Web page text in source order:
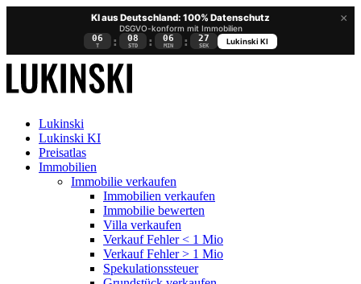
×
KI aus Deutschland: 100% Datenschutz
DSGVO-konform mit Immobilien
06
T : 08
STD : 06
MIN : 27
SEK
Lukinski KI
Lukinski
Lukinski KI
Preisatlas
Immobilien
Immobilie verkaufen
Immobilien verkaufen
Immobilie bewerten
Villa verkaufen
Verkauf Fehler < 1 Mio
Verkauf Fehler > 1 Mio
Spekulationssteuer